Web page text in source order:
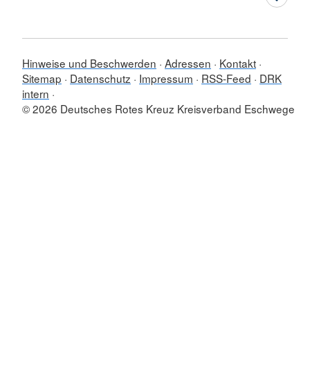
Hinweise und Beschwerden Adressen
Kontakt
Sitemap
Datenschutz Impressum RSS-Feed
DRK
intern
© 2026 Deutsches Rotes Kreuz Kreisverband Eschwege